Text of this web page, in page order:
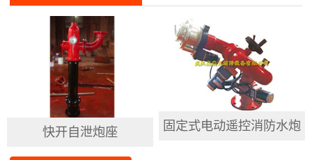
快开自泄炮座 固定式电动遥控消防水炮